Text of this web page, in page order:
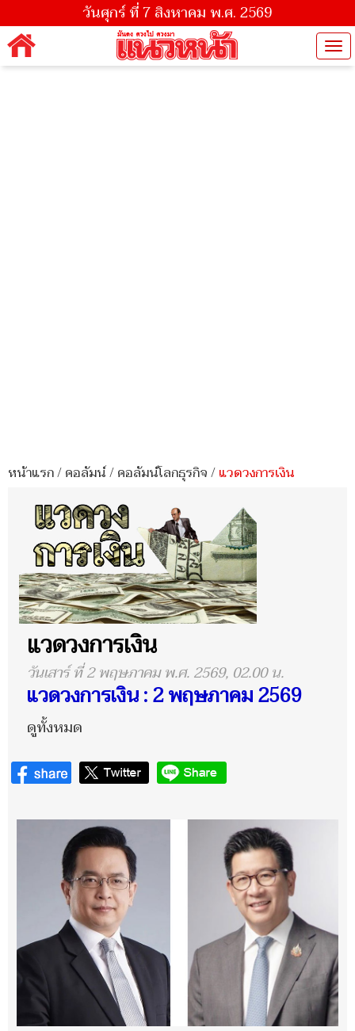
วันศุกร์ ที่ 7 สิงหาคม พ.ศ. 2569
หน้าแรก/คอลัมน์/คอลัมน์โลกธุรกิจ/แวดวงการเงิน
แวดวงการเงิน
วันเสาร์ ที่ 2 พฤษภาคม พ.ศ. 2569, 02.00 น.
แวดวงการเงิน : 2 พฤษภาคม 2569
ดูทั้งหมด